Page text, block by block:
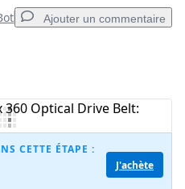
Ajouter un commentaire
CETTE ÉTAPE :
J'achète